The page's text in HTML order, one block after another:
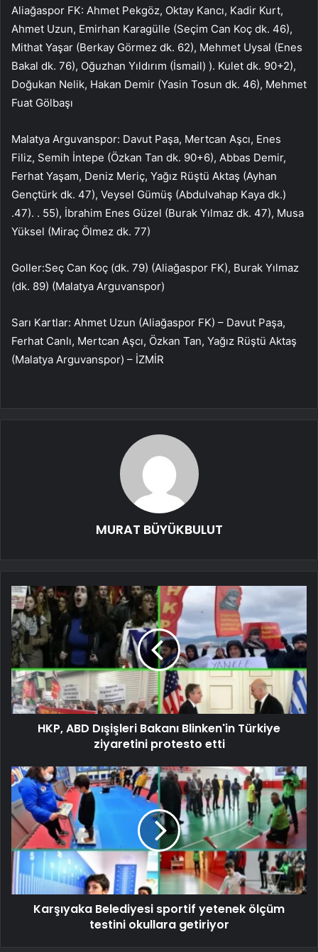
Aliağaspor FK: Ahmet Pekgöz, Oktay Kancı, Kadir Kurt,
Ahmet Uzun, Emirhan Karagülle (Seçim Can Koç dk. 46),
Mithat Yaşar (Berkay Görmez dk. 62), Mehmet Uysal (Enes
Bakal dk. 76), Oğuzhan Yıldırım (İsmail) ). Kulet dk. 90+2),
Doğukan Nelik, Hakan Demir (Yasin Tosun dk. 46), Mehmet
Fuat Gölbaşı
Malatya Arguvanspor: Davut Paşa, Mertcan Aşcı, Enes
Filiz, Semih İntepe (Özkan Tan dk. 90+6), Abbas Demir,
Ferhat Yaşam, Deniz Meriç, Yağız Rüştü Aktaş (Ayhan
Gençtürk dk. 47), Veysel Gümüş (Abdulvahap Kaya dk.)
.47). . 55), İbrahim Enes Güzel (Burak Yılmaz dk. 47), Musa
Yüksel (Miraç Ölmez dk. 77)
Goller:Seç Can Koç (dk. 79) (Aliağaspor FK), Burak Yılmaz
(dk. 89) (Malatya Arguvanspor)
Sarı Kartlar: Ahmet Uzun (Aliağaspor FK) – Davut Paşa,
Ferhat Canlı, Mertcan Aşcı, Özkan Tan, Yağız Rüştü Aktaş
(Malatya Arguvanspor) – İZMİR
MURAT BÜYÜKBULUT
HKP, ABD Dışişleri Bakanı Blinken'in Türkiye
ziyaretini protesto etti
Karşıyaka Belediyesi sportif yetenek ölçüm
testini okullara getiriyor